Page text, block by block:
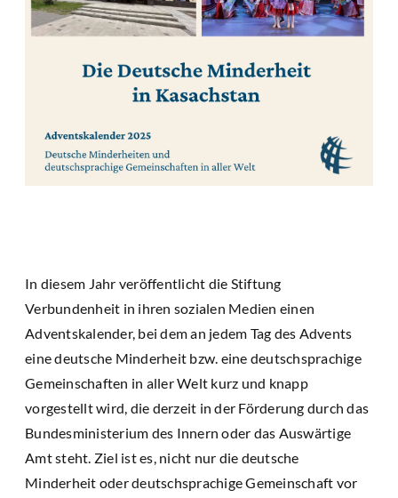
In diesem Jahr veröffentlicht die Stiftung
Verbundenheit in ihren sozialen Medien einen
Adventskalender, bei dem an jedem Tag des Advents
eine deutsche Minderheit bzw. eine deutschsprachige
Gemeinschaften in aller Welt kurz und knapp
vorgestellt wird, die derzeit in der Förderung durch das
Bundesministerium des Innern oder das Auswärtige
Amt steht. Ziel ist es, nicht nur die deutsche
Minderheit oder deutschsprachige Gemeinschaft vor